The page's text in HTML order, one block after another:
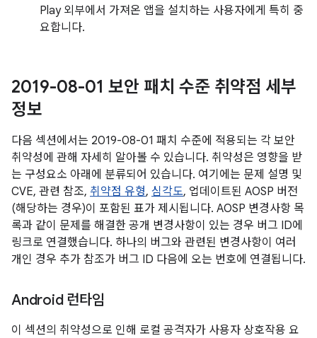
Play 외부에서 가져온 앱을 설치하는 사용자에게 특히 중
요합니다.
2019-08-01 보안 패치 수준 취약점 세부
정보
다음 섹션에서는 2019-08-01 패치 수준에 적용되는 각 보안
취약성에 관해 자세히 알아볼 수 있습니다. 취약성은 영향을 받
는 구성요소 아래에 분류되어 있습니다. 여기에는 문제 설명 및
CVE, 관련 참조, 취약점 유형, 심각도, 업데이트된 AOSP 버전
(해당하는 경우)이 포함된 표가 제시됩니다. AOSP 변경사항 목
록과 같이 문제를 해결한 공개 변경사항이 있는 경우 버그 ID에
링크로 연결했습니다. 하나의 버그와 관련된 변경사항이 여러
개인 경우 추가 참조가 버그 ID 다음에 오는 번호에 연결됩니다.
Android 런타임
이 섹션의 취약성으로 인해 로컬 공격자가 사용자 상호작용 요